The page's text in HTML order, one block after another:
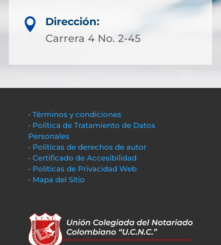

Dirección:
Carrera 4 No. 2-45
• Términos y condiciones
• Política de Tratamiento de Datos
Personales
• Políticas de derechos de autor
• Certificado de Accesibilidad
• Políticas de Privacidad Web
• Mapa del Sitio